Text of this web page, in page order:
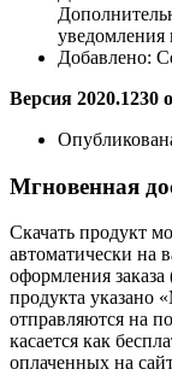
уведомления
Добавлено:
Версия 2020.1230
Мгновенная
Скачать продукт
автоматически на
оформления
продукта указано
отправляются на
касается как
оплаченных на